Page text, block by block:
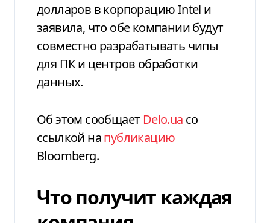
долларов в корпорацию Intel и
заявила, что обе компании будут
совместно разрабатывать чипы
для ПК и центров обработки
данных.
Об этом сообщает Delo.ua со
ссылкой напубликацию
Вloomberg.
Что получит каждая